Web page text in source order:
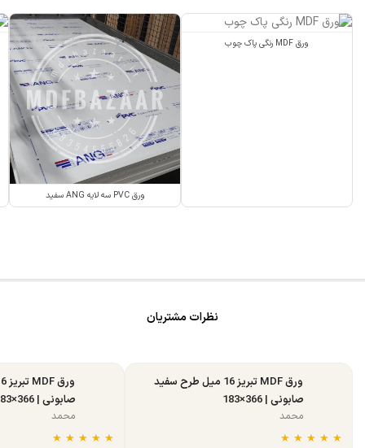
ورق MDF رنگی پاک چوب
ورق PVC سه لایه ANG سفید
نظرات مشتریان
ورق MDF تبریز 16 میل طرح سفید
صابونی | 366×183
محمد
★
★
★
★
★
صابونی | 366×183
محمد
★
★
★
★
★